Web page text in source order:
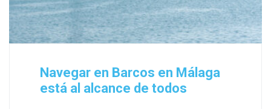
Navegar en Barcos en Málaga
está al alcance de todos